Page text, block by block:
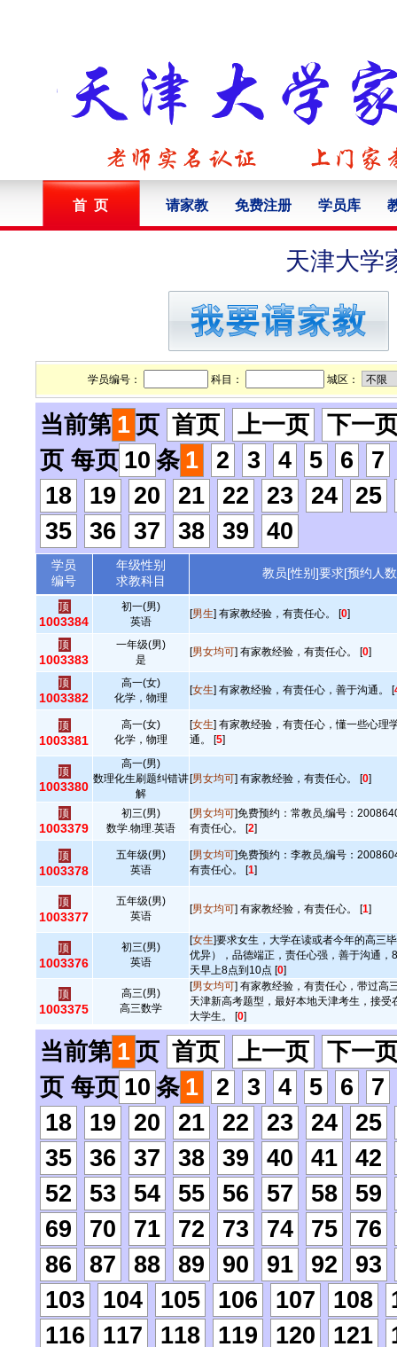
首 页 请家教 免费注册 学员库
天津大学
学员编号： 科目： 城区：
当前第 1 页 首页 上一页
下一
页 每页 10 条 1 2 3 4 5 6
7
18
19 20 21 22 23 24
25
35
36 37 38 39 40
学员
编号
年级性别
求教科目
教员[性别]要求[预约人
顶
1003384
初一(男)
英语
[男生] 有家教经验，有责任心。 [0]
顶
1003383
一年级(男)
是
[男女均可] 有家教经验，有责任心。 [0]
顶
1003382
高一(女)
化学，物理
[女生] 有家教经验，有责任心，善于沟通。 [
顶
1003381
高一(女)
化学，物理
[女生] 有家教经验，有责任心，懂一些心理
通。 [5]
顶
1003380
高一(男)
数理化生刷题纠错讲
解
[男女均可] 有家教经验，有责任心。 [0]
顶
1003379
初三(男)
数学.物理.英语
[男女均可]免费预约：常教员,编号：
有责任心。 [2]
顶
1003378
五年级(男)
英语
[男女均可]免费预约：李教员,编号：
有责任心。 [1]
顶
1003377
五年级(男)
英语
[男女均可] 有家教经验，有责任心。 [1]
顶
1003376
初三(男)
英语
[女生]要求女生，大学在读或者今年的高三
优异），品德端正，责任心强，善于沟通，
天早上8点到10点 [0]
顶
1003375
高三(男)
高三数学
[男女均可] 有家教经验，有责任心，带过高
天津新高考题型，最好本地天津考生，接受
大学生。 [0]
当前第 1 页 首页 上一页
下一
页 每页 10 条 1 2 3 4 5 6
7
18
19 20 21 22 23 24
25
35
36 37 38 39 40 41
42
52
53 54 55 56 57 58
59
69
70 71 72 73 74 75
76
86
87 88 89 90 91 92
93
103
104 105 106 107 108
116
117 118 119 120 121